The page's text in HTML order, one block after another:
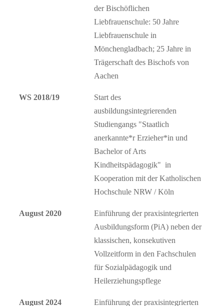
der Bischöflichen
Liebfrauenschule: 50 Jahre
Liebfrauenschule in
Mönchengladbach; 25 Jahre in
Trägerschaft des Bischofs von
Aachen
WS 2018/19
Start des
ausbildungsintegrierenden
Studiengangs "Staatlich
anerkannte*r Erzieher*in und
Bachelor of Arts
Kindheitspädagogik" in
Kooperation mit der Katholischen
Hochschule NRW / Köln
August 2020
Einführung der praxisintegrierten
Ausbildungsform (PiA) neben der
klassischen, konsekutiven
Vollzeitform in den Fachschulen
für Sozialpädagogik und
Heilerziehungspflege
August 2024
Einführung der praxisintegrierten